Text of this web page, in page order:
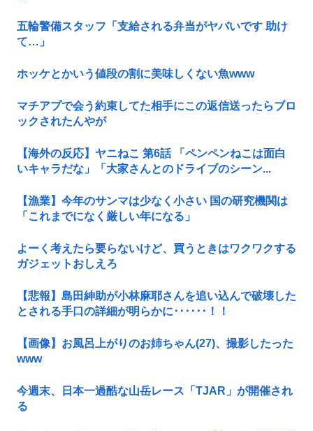
五輪警備スタッフ「支給される弁当がヤバいです 助け
て…」
ホッケとかいう値段の割に美味しくない魚www
マチアプで会う約束してた相手にこの返信送ったらブロ
ックされたんやが
【海外の反応】ヤニねこ 第6話 「ペンペンねこは面白
いキャラだな」「大家さんとのドライブのシーン...
【漁業】今年のサンマは少なく小さい 国の研究機関は
「これまでになく厳しい年になる」
よーく考えたら要らないけど、買うときはワクワクする
ガジェットおしえろ
【悲報】島田紳助が小林麻耶さんを追い込んで破壊した
とされる手口の詳細が明らかに･･････！！
【画像】お風呂上がりのお姉ちゃん(27)、撮影したった
www
今週末、日本一過酷な山岳レース「TJAR」が開催され
る